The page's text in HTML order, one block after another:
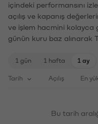
içindeki performansını
açılış ve kapanış
ve işlem hacmini kolayca
günün kuru baz alınarak
1 gün 1 hafta 1 ay
Tarih Açılış En
Bu tarih